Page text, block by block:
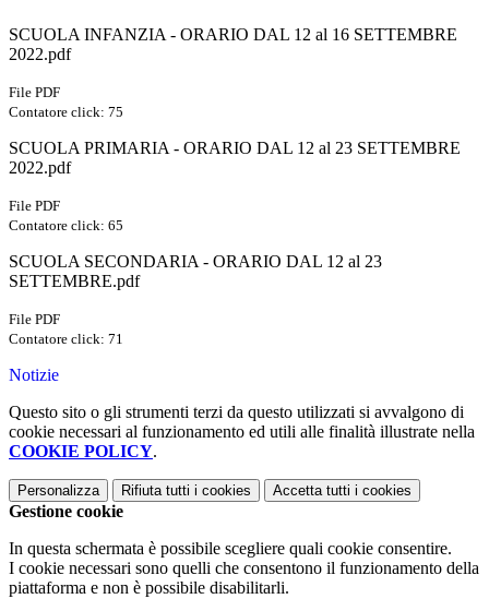
SCUOLA INFANZIA - ORARIO DAL 12 al 16 SETTEMBRE
2022.pdf
File PDF
Contatore click: 75
SCUOLA PRIMARIA - ORARIO DAL 12 al 23 SETTEMBRE
2022.pdf
File PDF
Contatore click: 65
SCUOLA SECONDARIA - ORARIO DAL 12 al 23
SETTEMBRE.pdf
File PDF
Contatore click: 71
Notizie
Questo sito o gli strumenti terzi da questo utilizzati si avvalgono di
cookie necessari al funzionamento ed utili alle finalità illustrate nella
COOKIE POLICY.
Personalizza Rifiuta tutti i cookies Accetta tutti i cookies
Gestione cookie
In questa schermata è possibile scegliere quali cookie consentire.
I cookie necessari sono quelli che consentono il funzionamento della
piattaforma e non è possibile disabilitarli.